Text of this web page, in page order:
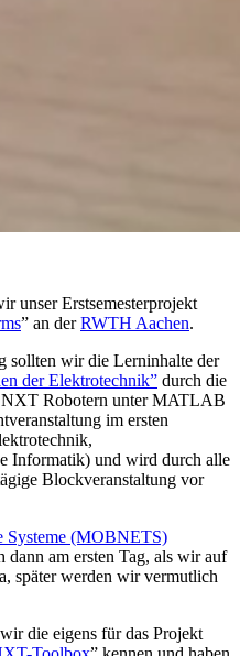
unser Erstsemesterprojekt
” an derRWTH Aachen.
sollten wir die Lerninhalte der
der Elektrotechnik” durch die
Robotern unter MATLAB
im ersten
Informatik) und wird durch alle
Blockveranstaltung vor
Systeme (MOBNETS)
am ersten Tag, als wir auf
später werden wir vermutlich
die eigens für das Projekt